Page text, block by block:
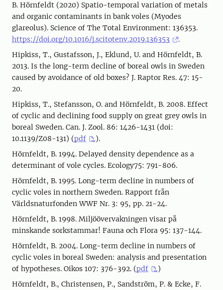
B. Hörnfeldt (2020) Spatio-temporal variation of metals
and organic contaminants in bank voles (Myodes
glareolus). Science of The Total Environment: 136353.
https://doi.org/10.1016/j.scitotenv.2019.136353
.
Hipkiss, T., Gustafsson, J., Eklund, U. and Hörnfeldt, B.
2013. Is the long-term decline of boreal owls in Sweden
caused by avoidance of old boxes? J. Raptor Res. 47: 15-
20.
Hipkiss, T., Stefansson, O. and Hörnfeldt, B. 2008. Effect
of cyclic and declining food supply on great grey owls in
boreal Sweden. Can. J. Zool. 86: 1426-1431 (doi:
10.1139/Z08-131) (pdf
).
Hörnfeldt, B. 1994. Delayed density dependence as a
determinant of vole cycles. Ecology75: 791-806.
Hörnfeldt, B. 1995. Long-term decline in numbers of
cyclic voles in northern Sweden. Rapport från
Världsnaturfonden WWF Nr. 3: 95, pp. 21-24.
Hörnfeldt, B. 1998. Miljöövervakningen visar på
minskande sorkstammar! Fauna och Flora 95: 137-144.
Hörnfeldt, B. 2004. Long-term decline in numbers of
cyclic voles in boreal Sweden: analysis and presentation
of hypotheses. Oikos 107: 376-392. (pdf
)
Hörnfeldt, B., Christensen, P., Sandström, P. & Ecke, F.